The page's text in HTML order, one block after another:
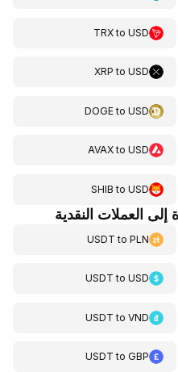
TRXtoUSD
XRP toUSD
DOGEtoUSD
AVAXtoUSD
SHIB toUSD
العملات النقدية
USDT toPLN
USDT toUSD
USDT toVND
USDT toGBP